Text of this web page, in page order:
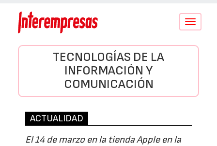
Conmutar
TECNOLOGÍAS DE LA
INFORMACIÓN Y
COMUNICACIÓN
ACTUALIDAD
El 14 de marzo en la tienda Apple en la